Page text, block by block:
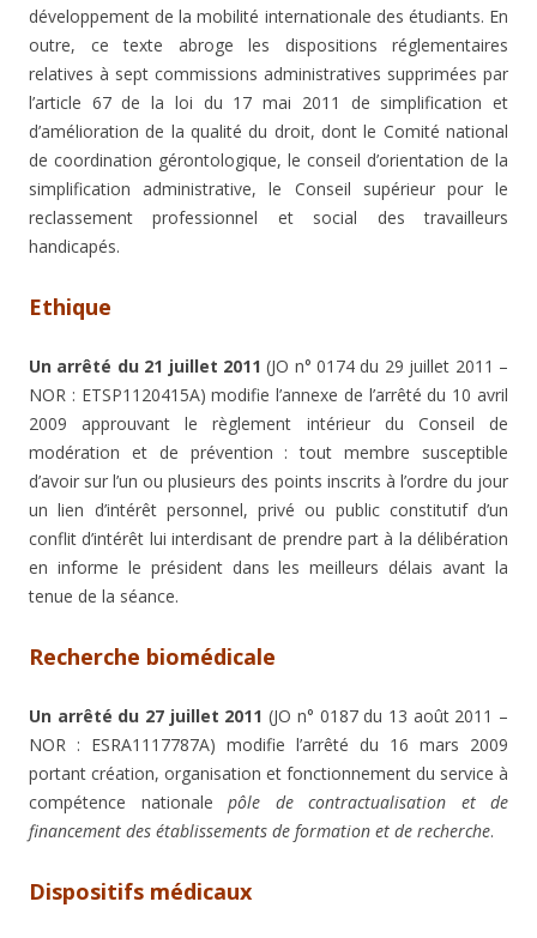
développement de la mobilité internationale des étudiants. En
outre, ce texte abroge les dispositions réglementaires
relatives à sept commissions administratives supprimées par
l’article 67 de la loi du 17 mai 2011 de simplification et
d’amélioration de la qualité du droit, dont le Comité national
de coordination gérontologique, le conseil d’orientation de la
simplification administrative, le Conseil supérieur pour le
reclassement professionnel et social des travailleurs
handicapés.
Ethique
Un arrêté du 21 juillet 2011 (JO n° 0174 du 29 juillet 2011 –
NOR : ETSP1120415A) modifie l’annexe de l’arrêté du 10 avril
2009 approuvant le règlement intérieur du Conseil de
modération et de prévention : tout membre susceptible
d’avoir sur l’un ou plusieurs des points inscrits à l’ordre du jour
un lien d’intérêt personnel, privé ou public constitutif d’un
conflit d’intérêt lui interdisant de prendre part à la délibération
en informe le président dans les meilleurs délais avant la
tenue de la séance.
Recherche biomédicale
Un arrêté du 27 juillet 2011 (JO n° 0187 du 13 août 2011 –
NOR : ESRA1117787A) modifie l’arrêté du 16 mars 2009
portant création, organisation et fonctionnement du service à
compétence nationale pôle de contractualisation et de
financement des établissements de formation et de recherche.
Dispositifs médicaux